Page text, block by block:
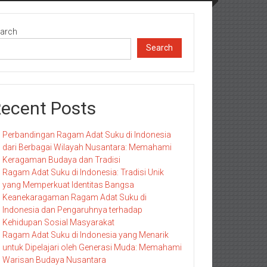
Search
Posts
Perbandingan Ragam Adat Suku di Indonesia
dari Berbagai Wilayah Nusantara: Memahami
Keragaman Budaya dan Tradisi
Ragam Adat Suku di Indonesia: Tradisi Unik
yang Memperkuat Identitas Bangsa
Keanekaragaman Ragam Adat Suku di
Indonesia dan Pengaruhnya terhadap
Kehidupan Sosial Masyarakat
Ragam Adat Suku di Indonesia yang Menarik
untuk Dipelajari oleh Generasi Muda: Memahami
Warisan Budaya Nusantara